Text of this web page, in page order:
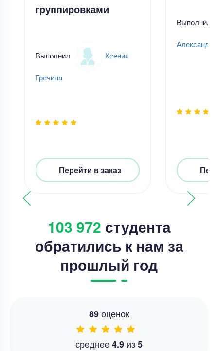
группировками
Выполнил Ксения
Гречина
Перейти в заказ
Выполнил
Александр
103 972 студента
обратились к нам за
прошлый год
89оценок
среднее4.9 из5